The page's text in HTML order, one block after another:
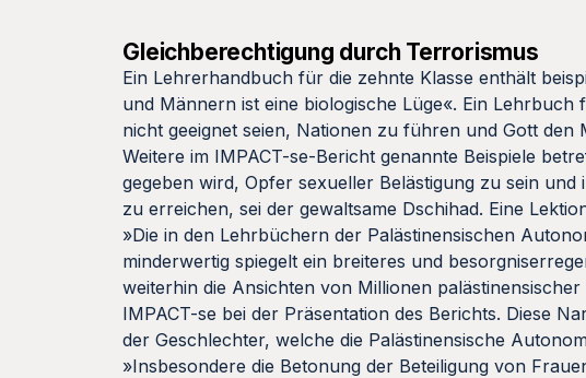
Gleichberechtigung durch Terrorismus
Ein Lehrerhandbuch für die zehnte Klasse enthält
und Männern ist eine biologische Lüge«. Ein
nicht geeignet seien, Nationen zu führen und Gott
Weitere im IMPACT-se-Bericht genannte Beispiele
gegeben wird, Opfer sexueller Belästigung zu sein
zu erreichen, sei der gewaltsame Dschihad. Eine
»Die in den Lehrbüchern der Palästinensischen
minderwertig spiegelt ein breiteres und
weiterhin die Ansichten von Millionen
IMPACT-se bei der Präsentation des Berichts. Diese
der Geschlechter, welche die Palästinensische
»Insbesondere die Betonung der Beteiligung von